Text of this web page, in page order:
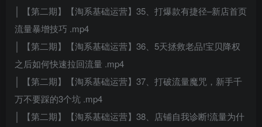
│ 【第二期】【淘系基础运营】35、打爆款有捷径–新店首页
流量暴增技巧 .mp4
│ 【第二期】【淘系基础运营】36、5天拯救老品!宝贝降权
之后如何快速拉回流量 .mp4
│ 【第二期】【淘系基础运营】37、打破流量魔咒，新手千
万不要踩的3个坑 .mp4
│ 【第二期】【淘系基础运营】38、店铺自我诊断!流量为什